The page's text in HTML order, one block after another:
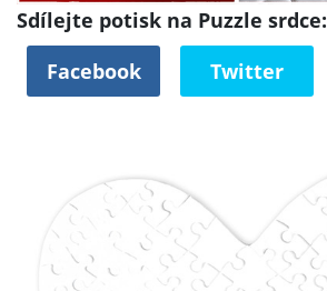
Sdílejte potisk na Puzzle srdce:
Facebook
Twitter